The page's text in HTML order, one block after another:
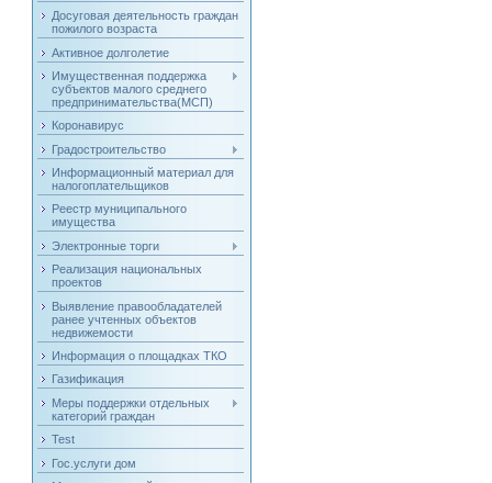
Досуговая деятельность граждан
пожилого возраста
Активное долголетие
Имущественная поддержка
субъектов малого среднего
предпринимательства(МСП)
Коронавирус
Градостроительство
Информационный материал для
налогоплательщиков
Реестр муниципального
имущества
Электронные торги
Реализация национальных
проектов
Выявление правообладателей
ранее учтенных объектов
недвижемости
Информация о площадках ТКО
Газификация
Меры поддержки отдельных
категорий граждан
Test
Гос.услуги дом